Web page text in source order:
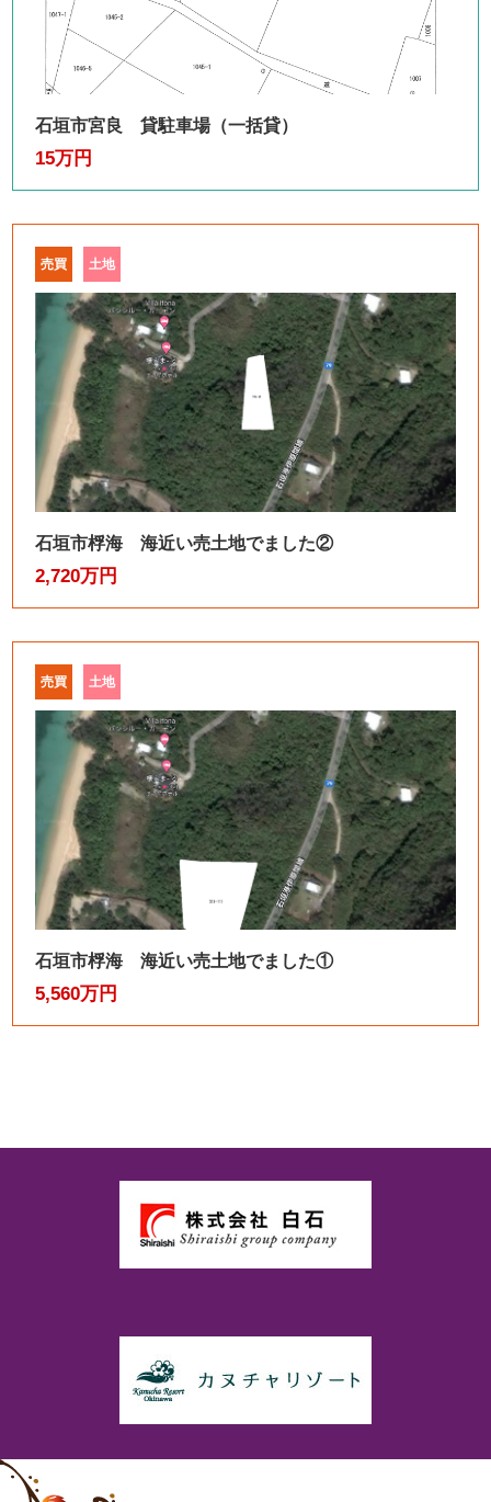
石垣市宮良 貸駐車場（一括貸）
15万円
売買 土地
石垣市桴海 海近い売土地でました②
2,720万円
売買 土地
石垣市桴海 海近い売土地でました①
5,560万円